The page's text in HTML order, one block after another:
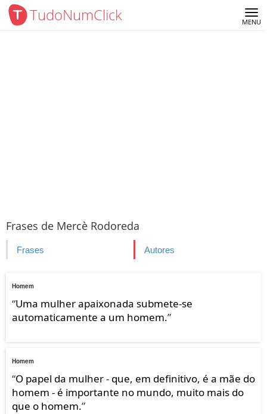
TudoNumClick MENU
Frases de Mercè Rodoreda
Frases Autores
Homem
“Uma mulher apaixonada submete-se
automaticamente a um homem.”
Homem
“O papel da mulher - que, em definitivo, é a mãe do
homem - é importante no mundo, muito mais do
que o homem.”